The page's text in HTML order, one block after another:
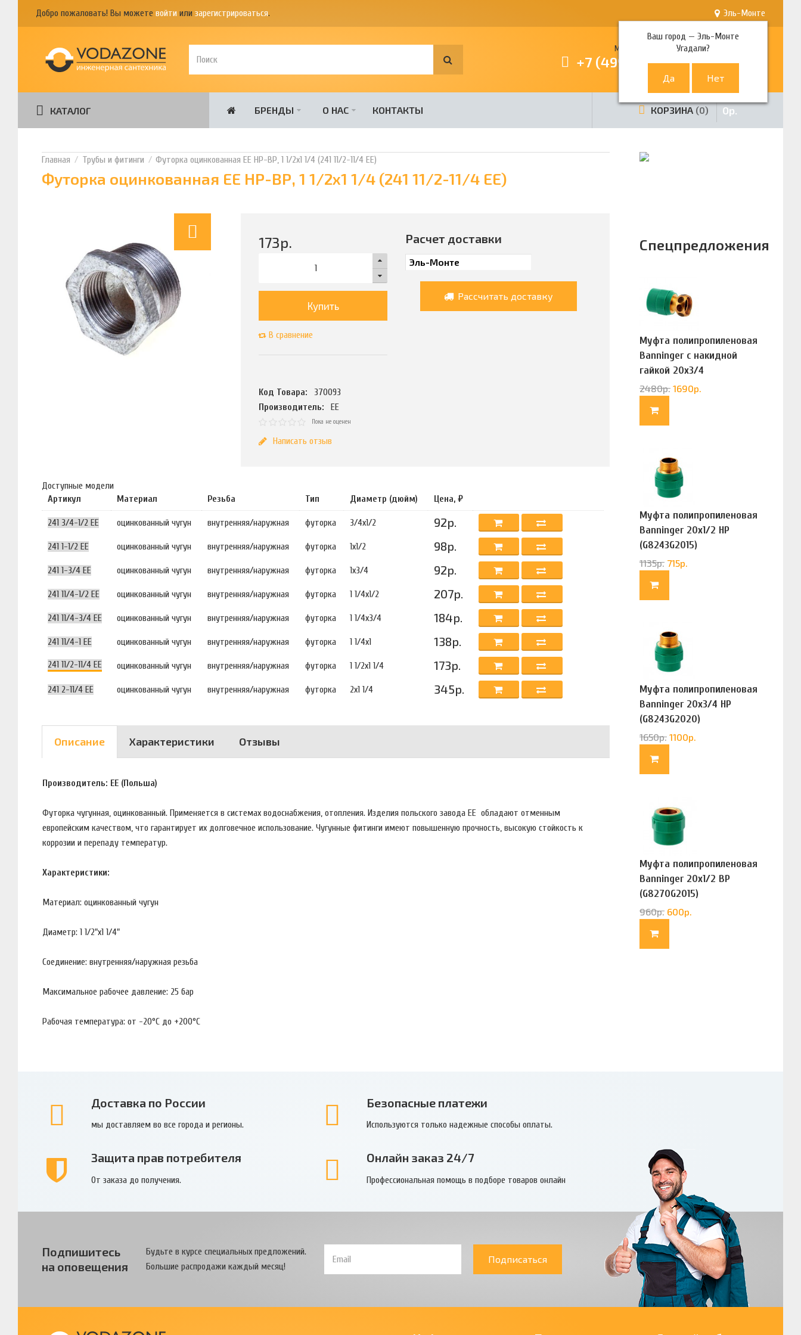
Добро пожаловать! Вы можете войти или зарегистрироваться. Эль-Монте
Ваш город —Эль-Монте
Угадали?
Многоканальный телефон
+7 (499) 380-80-80
КАТАЛОГ БРЕНДЫ О НАС КОНТАКТЫ КОРЗИНА 0 0р.
Трубы и фитинги Футорка оцинкованная ЕЕ НР-ВР, 1 1/2х1 1/4 (241 11/2-11/4 EE)
Футорка оцинкованная ЕЕ НР-ВР, 1 1/2х1 1/4 (241 11/2-11/4 EE)
173р.
Купить
В сравнение
Код Товара:
370093
Производитель:
ЕЕ
Пока не оценен
Написать отзыв
Расчет доставки
Рассчитать доставку
Доступные модели
Артикул
Материал Резьба Тип Диаметр (дюйм) Цена, ₽
241 3/4-1/2 EE оцинкованный чугун внутренняя/наружная футорка 3/4х1/2 92р.
241 1-1/2 EE оцинкованный чугун внутренняя/наружная футорка 1х1/2 98р.
241 1-3/4 EE оцинкованный чугун внутренняя/наружная футорка 1х3/4 92р.
241 11/4-1/2 EE оцинкованный чугун внутренняя/наружная футорка 1 1/4х1/2 207р.
241 11/4-3/4 EE оцинкованный чугун внутренняя/наружная футорка 1 1/4х3/4 184р.
241 11/4-1 EE оцинкованный чугун внутренняя/наружная футорка 1 1/4х1 138р.
241 11/2-11/4 EE оцинкованный чугун внутренняя/наружная футорка 1 1/2х1 1/4 173р.
241 2-11/4 EE оцинкованный чугун внутренняя/наружная футорка 2х1 1/4 345р.
Описание Характеристики Отзывы
Производитель: EE (Польша)
Футорка чугунная, оцинкованный. Применяется в системах водоснабжения, отопления. Изделия польского завода EE обладают отменным
европейским качеством, что гарантирует их долговечное использование. Чугунные фитинги имеют повышенную прочность, высокую стойкость к
коррозии и перепаду температур.
Характеристики:
Материал: оцинкованный чугун
Диаметр: 1 1/2"х1 1/4"
Соединение: внутренняя/наружная резьба
Максимальное рабочее давление: 25 бар
Рабочая температура: от -20°С до +200°С
Спецпредложения
Муфта полипропиленовая
Banninger с накидной
гайкой 20х3/4
(G83322020)
2480р. 1690р.
Муфта полипропиленовая
Banninger 20х1/2 НР
(G8243G2015)
1135р. 715р.
Муфта полипропиленовая
Banninger 20х3/4 НР
(G8243G2020)
1650р. 1100р.
Муфта полипропиленовая
Banninger 20х1/2 ВР
(G8270G2015)
960р. 600р.
Доставка по России
мы доставляем во все города и регионы.
Безопасные платежи
Используются только надежные способы оплаты.
Защита прав потребителя
От заказа до получения.
Онлайн заказ 24/7
Профессиональная помощь в подборе товаров онлайн
Подпишитесь
на оповещения
Будьте в курсе специальных предложений.
Большие распродажи каждый месяц!
Подписаться